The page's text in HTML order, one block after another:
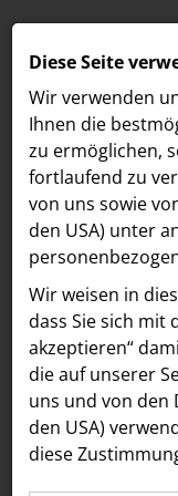
MELDUNGEN
LOEBELL NORDBERG
INNER
aehre
Astoria Artshow
B/S/H Hausgeräte
Meldungen /
FINANCE
Alle 2026
23.02.2026
Diese Seite
Wir verwenden
Ihnen die
zu ermöglichen,
fortlaufend zu
von uns sowie
den USA) unter
Wir weisen in
dass Sie sich mit
akzeptieren“
die auf unserer
uns und von den
den USA)
diese